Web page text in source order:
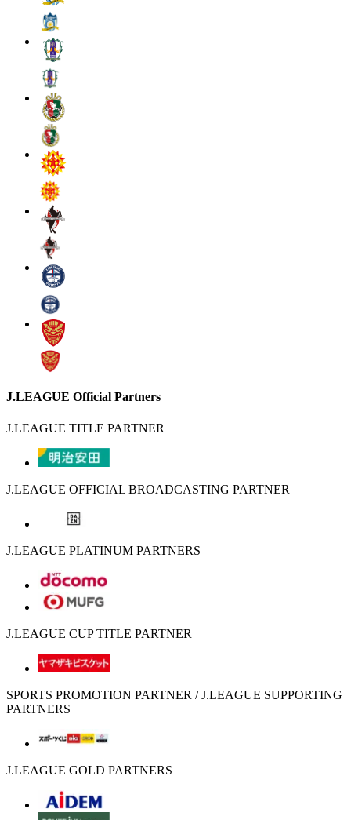
J.LEAGUE Official Partners
J.LEAGUE TITLE PARTNER
J.LEAGUE OFFICIAL BROADCASTING PARTNER
J.LEAGUE PLATINUM PARTNERS
J.LEAGUE CUP TITLE PARTNER
SPORTS PROMOTION PARTNER / J.LEAGUE SUPPORTING
PARTNERS
J.LEAGUE GOLD PARTNERS